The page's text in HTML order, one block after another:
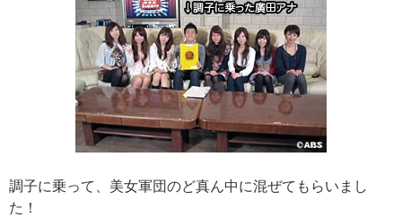
調子に乗って、美女軍団のど真ん中に混ぜてもらいまし
た！